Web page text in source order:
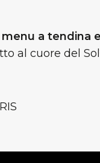
a tendina
al cuore del